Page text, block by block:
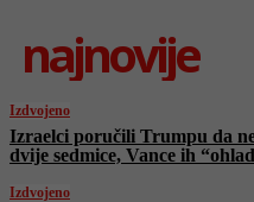
najnovije
Izdvojeno
Izraelci poručili Trumpu da
dvije sedmice, Vance ih
Izdvojeno